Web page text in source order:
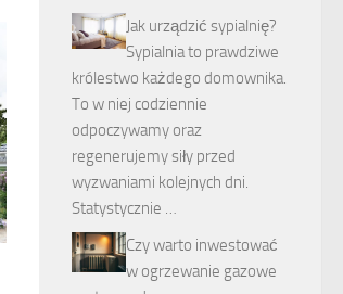
Jak urządzić sypialnię?
Sypialnia to prawdziwe
królestwo każdego domownika.
To w niej codziennie
odpoczywamy oraz
regenerujemy siły przed
wyzwaniami kolejnych dni.
Statystycznie …
Czy warto inwestować
w ogrzewanie gazowe